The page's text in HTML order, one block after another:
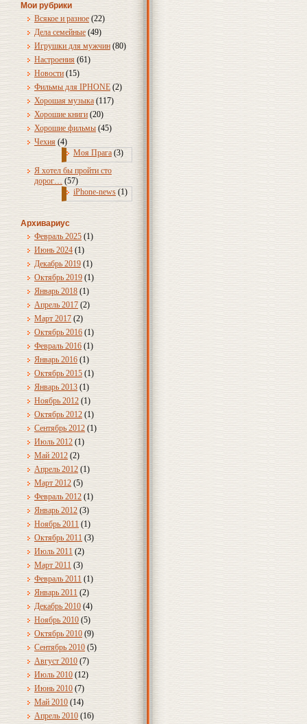
Мои рубрики
Всякое и разное (22)
Дела семейные (49)
Игрушки для мужчин (80)
Настроения (61)
Новости (15)
Фильмы для IPHONE (2)
Хорошая музыка (117)
Хорошие книги (20)
Хорошие фильмы (45)
Чехия (4)
Моя Прага (3)
Я хотел бы пройти сто
дорог… (57)
iPhone-news (1)
Архивариус
Февраль 2025 (1)
Июнь 2024 (1)
Декабрь 2019 (1)
Октябрь 2019 (1)
Январь 2018 (1)
Апрель 2017 (2)
Март 2017 (2)
Октябрь 2016 (1)
Февраль 2016 (1)
Январь 2016 (1)
Октябрь 2015 (1)
Январь 2013 (1)
Ноябрь 2012 (1)
Октябрь 2012 (1)
Сентябрь 2012 (1)
Июль 2012 (1)
Май 2012 (2)
Апрель 2012 (1)
Март 2012 (5)
Февраль 2012 (1)
Январь 2012 (3)
Ноябрь 2011 (1)
Октябрь 2011 (3)
Июль 2011 (2)
Март 2011 (3)
Февраль 2011 (1)
Январь 2011 (2)
Декабрь 2010 (4)
Ноябрь 2010 (5)
Октябрь 2010 (9)
Сентябрь 2010 (5)
Август 2010 (7)
Июль 2010 (12)
Июнь 2010 (7)
Май 2010 (14)
Апрель 2010 (16)